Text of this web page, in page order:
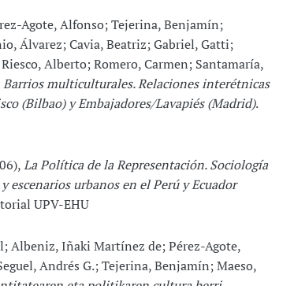
Agote, Alfonso; Tejerina, Benjamín;
Álvarez; Cavia, Beatriz; Gabriel, Gatti;
Alberto; Romero, Carmen; Santamaría,
Barrios multiculturales. Relaciones interétnicas
(Bilbao) y Embajadores/Lavapiés (Madrid).
La Política de la Representación. Sociología
urbanos en el Perú y Ecuador
UPV-EHU
Albeniz, Iñaki Martínez de; Pérez-Agote,
Andrés G.; Tejerina, Benjamín; Maeso,